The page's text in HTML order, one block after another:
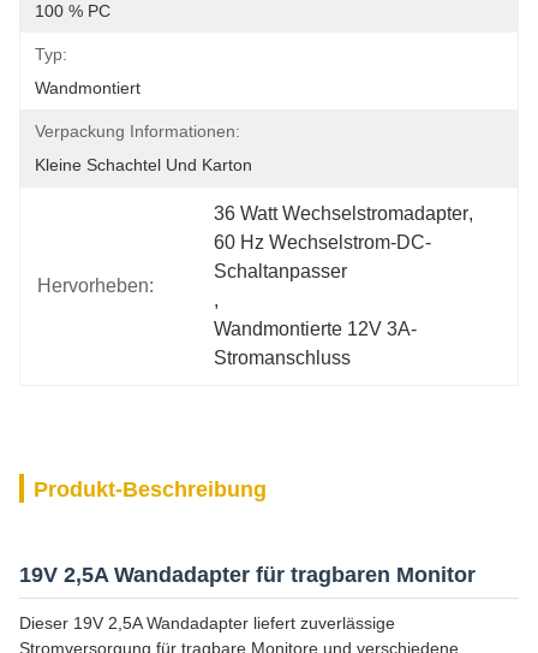
100 % PC
Typ:
Wandmontiert
Verpackung Informationen:
Kleine Schachtel Und Karton
Hervorheben:
36 Watt Wechselstromadapter,
60 Hz Wechselstrom-DC-
Schaltanpasser
,
Wandmontierte 12V 3A-
Stromanschluss
Produkt-Beschreibung
19V 2,5A Wandadapter für tragbaren Monitor
Dieser 19V 2,5A Wandadapter liefert zuverlässige
Stromversorgung für tragbare Monitore und verschiedene